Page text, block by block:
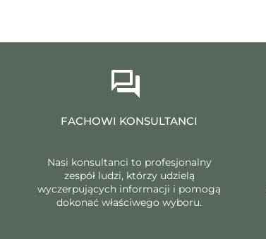
FACHOWI KONSULTANCI
Nasi konsultanci to profesjonalny
zespół ludzi, którzy udzielą
wyczerpujących informacji i pomogą
dokonać właściwego wyboru.